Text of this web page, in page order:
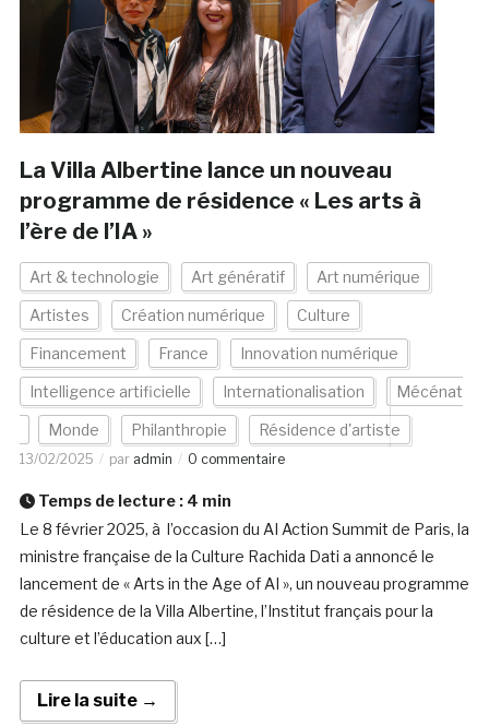
La Villa Albertine lance un nouveau
programme de résidence « Les arts à
l’ère de l’IA »
Art & technologie Art génératif Art numérique
Artistes Création numérique Culture
Financement France Innovation numérique
Intelligence artificielle Internationalisation Mécénat
Monde Philanthropie Résidence d'artiste
13/02/2025 par admin 0 commentaire
Temps de lecture : 4 min
Le 8 février 2025, à l’occasion du AI Action Summit de Paris, la
ministre française de la Culture Rachida Dati a annoncé le
lancement de « Arts in the Age of AI », un nouveau programme
de résidence de la Villa Albertine, l’Institut français pour la
culture et l’éducation aux […]
Lire la suite →